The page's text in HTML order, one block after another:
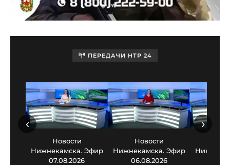
ПЕРЕДАЧИ НТР 24
Новости
Нижнекамска. Эфир
07.08.2026
Новости
Нижнекамска. Эфир
06.08.2026
‹ ›